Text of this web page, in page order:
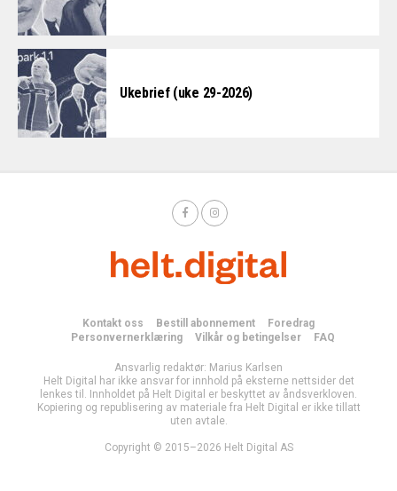
Ukebrief (uke 29-2026)
Kontakt oss Bestill abonnement
Foredrag
Personvernerklæring
Vilkår og betingelser FAQ
Ansvarlig redaktør: Marius Karlsen
Helt Digital har ikke ansvar for innhold på eksterne nettsider det
lenkes til. Innholdet på Helt Digital er beskyttet av åndsverkloven.
Kopiering og republisering av materiale fra Helt Digital er ikke tillatt
uten avtale.
Copyright © 2015–2026 Helt Digital AS